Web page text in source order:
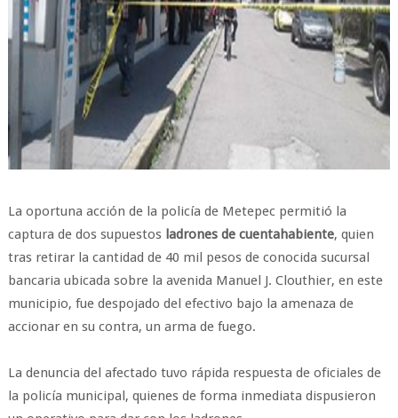
La oportuna acción de la policía de Metepec permitió la
captura de dos supuestos ladrones de cuentahabiente, quien
tras retirar la cantidad de 40 mil pesos de conocida sucursal
bancaria ubicada sobre la avenida Manuel J. Clouthier, en este
municipio, fue despojado del efectivo bajo la amenaza de
accionar en su contra, un arma de fuego.
La denuncia del afectado tuvo rápida respuesta de oficiales de
la policía municipal, quienes de forma inmediata dispusieron